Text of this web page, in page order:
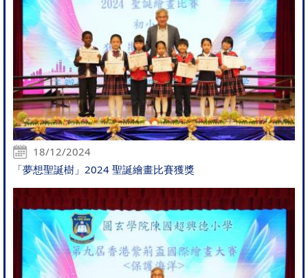
18/12/2024
「夢想聖誕樹」2024 聖誕繪畫比賽獲獎